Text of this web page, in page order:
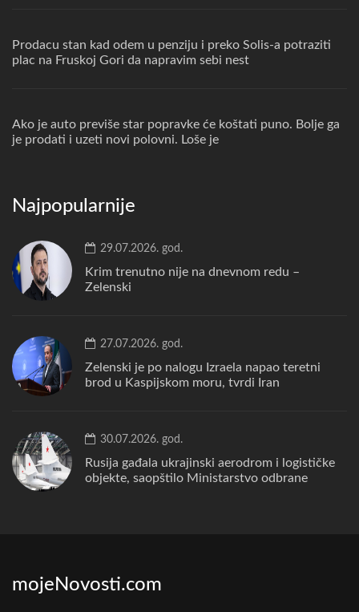
Prodacu stan kad odem u penziju i preko Solis-a potraziti
plac na Fruskoj Gori da napravim sebi nest
Ako je auto previše star popravke će koštati puno. Bolje ga
je prodati i uzeti novi polovni. Loše je
Najpopularnije
29.07.2026. god.
Krim trenutno nije na dnevnom redu –
Zelenski
27.07.2026. god.
Zelenski je po nalogu Izraela napao teretni
brod u Kaspijskom moru, tvrdi Iran
30.07.2026. god.
Rusija gađala ukrajinski aerodrom i logističke
objekte, saopštilo Ministarstvo odbrane
mojeNovosti.com